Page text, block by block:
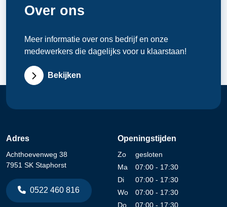
Over ons
Meer informatie over ons bedrijf en onze
medewerkers die dagelijks voor u klaarstaan!
Bekijken
Adres
Achthoevenweg 38
7951 SK Staphorst
0522 460 816
Openingstijden
Zo
gesloten
Ma
07:00 - 17:30
Di
07:00 - 17:30
Wo
07:00 - 17:30
Do
07:00 - 17:30